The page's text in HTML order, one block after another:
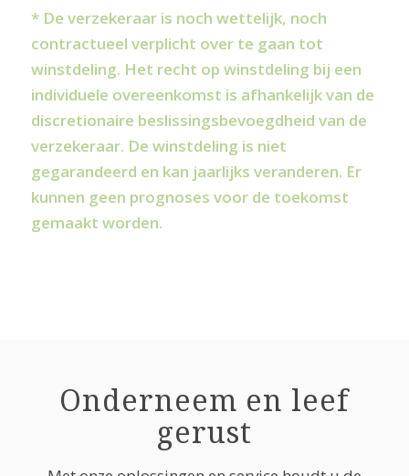
* De verzekeraar is noch wettelijk, noch
contractueel verplicht over te gaan tot
winstdeling. Het recht op winstdeling bij een
individuele overeenkomst is afhankelijk van de
discretionaire beslissingsbevoegdheid van de
verzekeraar. De winstdeling is niet
gegarandeerd en kan jaarlijks veranderen. Er
kunnen geen prognoses voor de toekomst
gemaakt worden.
Onderneem en leef
gerust